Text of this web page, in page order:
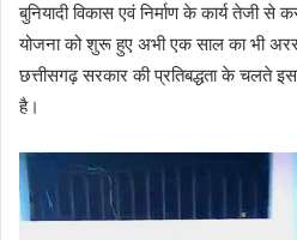
बुनियादी विकास एवं निर्माण के कार्य तेजी
योजना को शुरू हुए अभी एक साल का भी
छत्तीसगढ़ सरकार की प्रतिबद्धता के चलते
है।